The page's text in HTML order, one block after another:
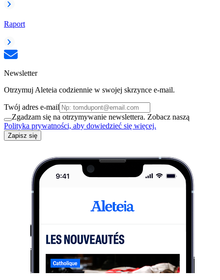
Raport
Newsletter
Otrzymuj Aleteia codziennie w swojej skrzynce e-mail.
Twój adres e-mail
Zgadzam się na otrzymywanie newslettera. Zobacz naszą
Polityka prywatności, aby dowiedzieć się więcej.
Zapisz się